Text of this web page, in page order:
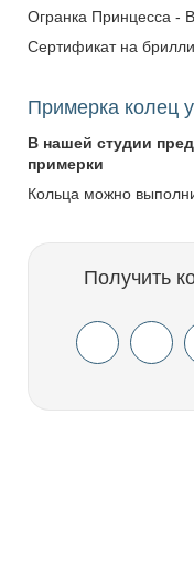
Огранка Принцесса -
Сертификат на
Примерка колец
В нашей студии
примерки
Кольца можно
Получить